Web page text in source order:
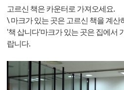
고르신 책은 카운터로 가져오세요.
\ 마크가 있는 곳은 고르신 책을 계산
'책 삽니다'마크가 있는 곳은 집에서
랍니다.